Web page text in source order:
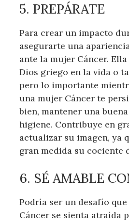
5. PREPÁRATE
Para crear un impacto
asegurarte una
ante la mujer Cáncer.
Dios griego en la vida o
pero lo importante
una mujer Cáncer te
bien, mantener una
higiene. Contribuye en
actualizar su imagen, ya
gran medida su cociente
6. SÉ AMABLE
Podría ser un desafío
Cáncer se sienta atraída